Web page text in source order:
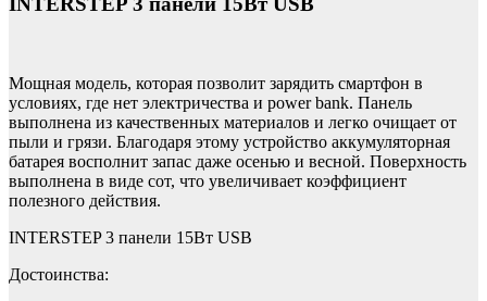
Мощная модель, которая позволит зарядить смартфон в
условиях, где нет электричества и power bank. Панель
выполнена из качественных материалов и легко очищает от
пыли и грязи. Благодаря этому устройство аккумуляторная
батарея восполнит запас даже осенью и весной. Поверхность
выполнена в виде сот, что увеличивает коэффициент
полезного действия.
INTERSTEP 3 панели 15Вт USB
Достоинства: